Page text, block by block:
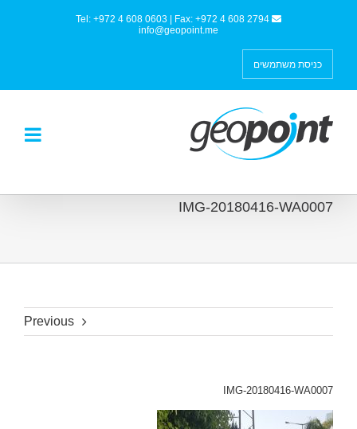
Tel: +972 4 608 0603 | Fax: +972 4 608 2794
info@geopoint.me
כניסת משתמשים
IMG-20180416-WA0007
Previous
IMG-20180416-WA0007